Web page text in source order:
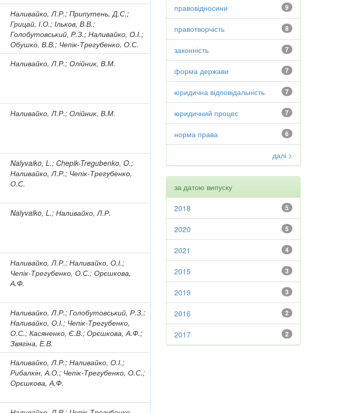
Наливайко, Л.Р.; Припутень, Д.С.;
Грицай, І.О.; Ільков, В.В.;
Голобутовський, Р.З.; Наливайко, О.І.;
Обушко, В.В.; Чепік-Трегубенко, О.С.
Наливайко, Л.Р.; Олійник, В.М.
Наливайко, Л.Р.; Олійник, В.М.
Nalyvaiko, L.; Chepik-Tregubenko, O.;
Наливайко, Л.Р.; Чепік-Трегубенко,
О.С.
Nalyvaiko, L.; Наливайко, Л.Р.
Наливайко, Л.Р.; Наливайко, О.І.;
Чепік-Трегубенко, О.С.; Орєшкова,
А.Ф.
Наливайко, Л.Р.; Голобутовський, Р.З.;
Наливайко, О.І.; Чепік-Трегубенко,
О.С.; Касяненко, Є.В.; Орєшкова, А.Ф.;
Звягіна, Е.В.
Наливайко, Л.Р.; Наливайко, О.І.;
Рибалкін, А.О.; Чепік-Трегубенко, О.С.;
Орєшкова, А.Ф.
9
правовідносини
8
правотворчість
7
законність
7
форма держави
7
юридична відповідальність
7
юридичний процес
6
норма права
далі >
за датою випуску
5
2018
5
2020
4
2021
3
2015
3
2019
2
2016
2
2017